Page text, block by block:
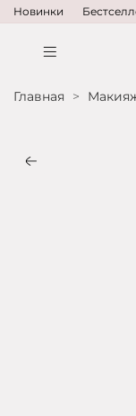
Новинки
Главная